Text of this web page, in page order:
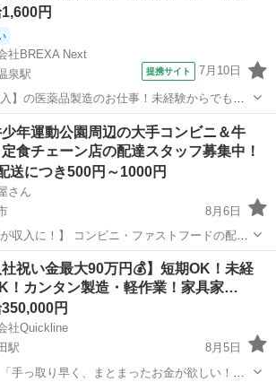
円
社BREXA Next
泉駅
提携サイト 7月10日
】の医薬品製造のお仕事！未経験からでも月
宅費半額補助もあり◎ 医療品の製造オ
薬品の製造業務を担当します。製造工程は複数
ていただ...
芦原温泉駅 その他
年運動公園周辺の大手コンビニ＆牛
食チェーン店の配達スタッフ募集中！
送につき500円～1000円
さん
8月6日
収入に！】 コンビニ・ファストフードの配達
アプリで空いた時間にサクッと配達！ 配達す
を見てその場で自由に決められます♪
配送 スタッフ
社祝い金最大90万円💰】短期OK！未経
！カンタン製造・軽作業！家具家…
350,000円
社Quickline
駅
8月5日
手っ取り早く、まとまったお金が欲しい！」